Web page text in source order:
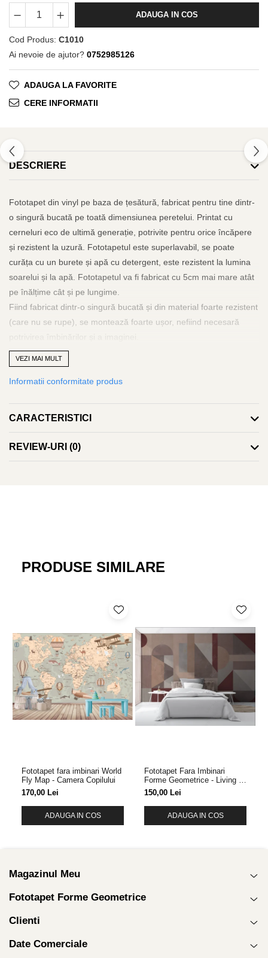
ADAUGA IN COS
Cod Produs: C1010
Ai nevoie de ajutor? 0752985126
ADAUGA LA FAVORITE
CERE INFORMATII
DESCRIERE
Fototapet din vinyl pe baza de țesătură, fabricat pentru tine dintr-
o singură bucată pe toată dimensiunea peretelui. Printat cu
cerneluri eco de ultimă generație, potrivite pentru orice încăpere
și rezistent la uzură. Fototapetul este superlavabil, se poate
curăța cu un burete și apă cu detergent, este rezistent la lumina
soarelui și la apă. Fototapetul va fi fabricat cu 5cm mai mare atât
pe înălțime cât și pe lungime.
Fiind fabricat dintr-o singură bucată și din material foarte rezistent
(care nu se rupe), se montează foarte ușor, nefiind necesară
Adezivul se va aplica doar pe perete, iar tapetul se va aplica pe
orizontală de la stânga la dreapta sau invers și se va scoate aerul
și surplusul de adeziv cu ajutorul unei lavete curate, rola de silicon
adeziv pastă la găleată, pentru tapet greu. Grosimea tapetului
VEZI MAI MULT
Informatii conformitate produs
CARACTERISTICI
REVIEW-URI (0)
PRODUSE SIMILARE
Fototapet fara imbinari World
Fly Map - Camera Copilului
170,00 Lei
ADAUGA IN COS
Fototapet Fara Imbinari
Forme Geometrice - Living &
Dormitor
150,00 Lei
ADAUGA IN COS
Magazinul Meu
Fototapet Forme Geometrice
Clienti
Date Comerciale